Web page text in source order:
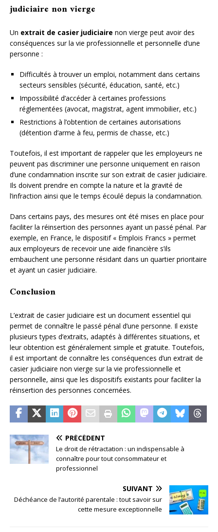
judiciaire non vierge
Un extrait de casier judiciaire non vierge peut avoir des
conséquences sur la vie professionnelle et personnelle d’une
personne :
Difficultés à trouver un emploi, notamment dans certains
secteurs sensibles (sécurité, éducation, santé, etc.)
Impossibilité d’accéder à certaines professions
réglementées (avocat, magistrat, agent immobilier, etc.)
Restrictions à l’obtention de certaines autorisations
(détention d’arme à feu, permis de chasse, etc.)
Toutefois, il est important de rappeler que les employeurs ne
peuvent pas discriminer une personne uniquement en raison
d’une condamnation inscrite sur son extrait de casier judiciaire.
Ils doivent prendre en compte la nature et la gravité de
l’infraction ainsi que le temps écoulé depuis la condamnation.
Dans certains pays, des mesures ont été mises en place pour
faciliter la réinsertion des personnes ayant un passé pénal. Par
exemple, en France, le dispositif « Emplois Francs » permet
aux employeurs de recevoir une aide financière s’ils
embauchent une personne résidant dans un quartier prioritaire
et ayant un casier judiciaire.
Conclusion
L’extrait de casier judiciaire est un document essentiel qui
permet de connaître le passé pénal d’une personne. Il existe
plusieurs types d’extraits, adaptés à différentes situations, et
leur obtention est généralement simple et gratuite. Toutefois,
il est important de connaître les conséquences d’un extrait de
casier judiciaire non vierge sur la vie professionnelle et
personnelle, ainsi que les dispositifs existants pour faciliter la
réinsertion des personnes concernées.
PRÉCÉDENT
Le droit de rétractation : un indispensable à
connaître pour tout consommateur et
professionnel
SUIVANT
Déchéance de l’autorité parentale : tout savoir sur
cette mesure exceptionnelle